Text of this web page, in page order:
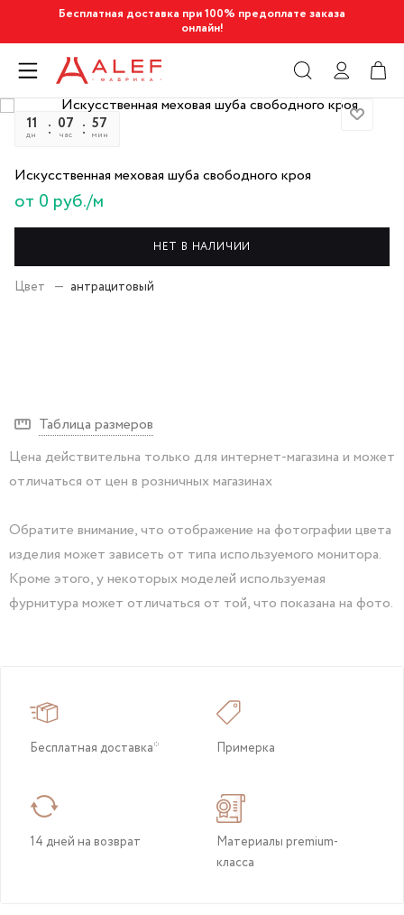
Бесплатная доставка при 100% предоплате заказа
онлайн!
11
дн
07
час
57
мин
Искусственная меховая шуба свободного кроя
от 0 руб./м
НЕТ В НАЛИЧИИ
Цвет — антрацитовый
Таблица размеров
Цена действительна только для интернет-магазина и может
отличаться от цен в розничных магазинах
Обратите внимание, что отображение на фотографии цвета
изделия может зависеть от типа используемого монитора.
Кроме этого, у некоторых моделей используемая
фурнитура может отличаться от той, что показана на фото.
Бесплатная доставка* Примерка
14 дней на возврат
Материалы premium-
класса